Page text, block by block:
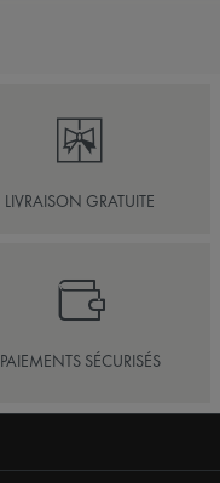
LIVRAISON GRATUITE
PAIEMENTS SÉCURISÉS